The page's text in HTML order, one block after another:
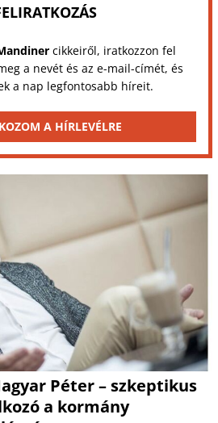
cikkeiről, iratkozzon fel
a nevét és az e-mail-címét, és
a nap legfontosabb híreit.
A HÍRLEVÉLRE
Péter – szkeptikus
a kormány